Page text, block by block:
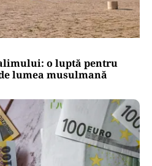
o luptă pentru
lumea musulmană